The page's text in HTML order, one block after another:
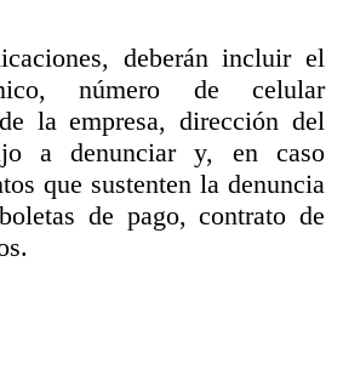
deberán incluir el
número de celular
la empresa, dirección del
a denunciar y, en caso
que sustenten la denuncia
de pago, contrato de